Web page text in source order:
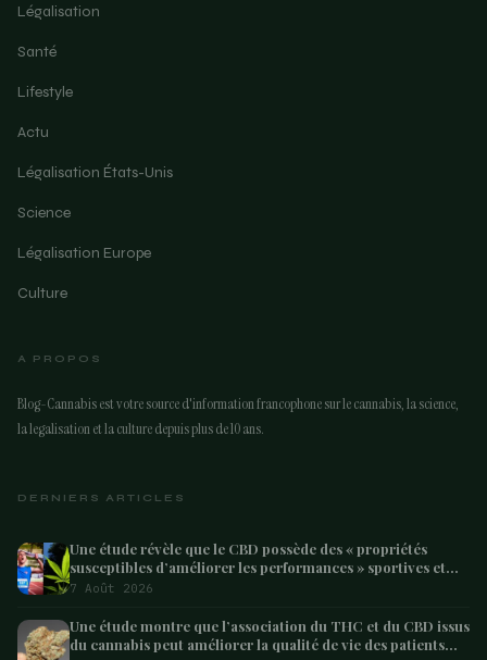
Légalisation
Santé
Lifestyle
Actu
Légalisation États-Unis
Science
Légalisation Europe
Culture
A PROPOS
Blog-Cannabis est votre source d'information francophone sur le cannabis, la science,
la legalisation et la culture depuis plus de 10 ans.
DERNIERS ARTICLES
Une étude révèle que le CBD possède des « propriétés
susceptibles d’améliorer les performances » sportives et
pourrait aider les athlètes à récupérer après l’effort
7 Août 2026
Une étude montre que l’association du THC et du CBD issus
du cannabis peut améliorer la qualité de vie des patients